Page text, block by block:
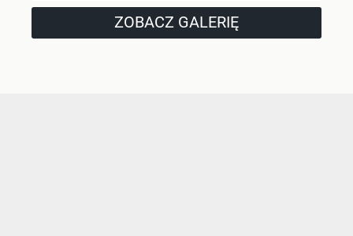
ZOBACZ GALERIĘ